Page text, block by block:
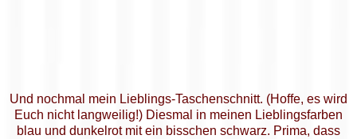
Und nochmal mein Lieblings-Taschenschnitt. (Hoffe, es wird
Euch nicht langweilig!) Diesmal in meinen Lieblingsfarben
blau und dunkelrot mit ein bisschen schwarz. Prima, dass